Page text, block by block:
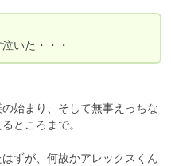
いた・・・
始まり、そして無事えっちな
ところまで。
ずが、何故かアレックスくん